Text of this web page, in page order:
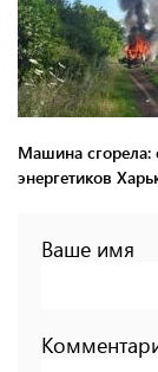
Машина сгорела:
энергетиков
Ваше имя